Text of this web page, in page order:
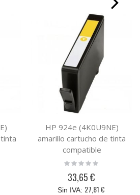
HP 924e (4K0U9NE)
amarillo cartucho de tinta
compatible
Rating:
33,65 €
27,81 €